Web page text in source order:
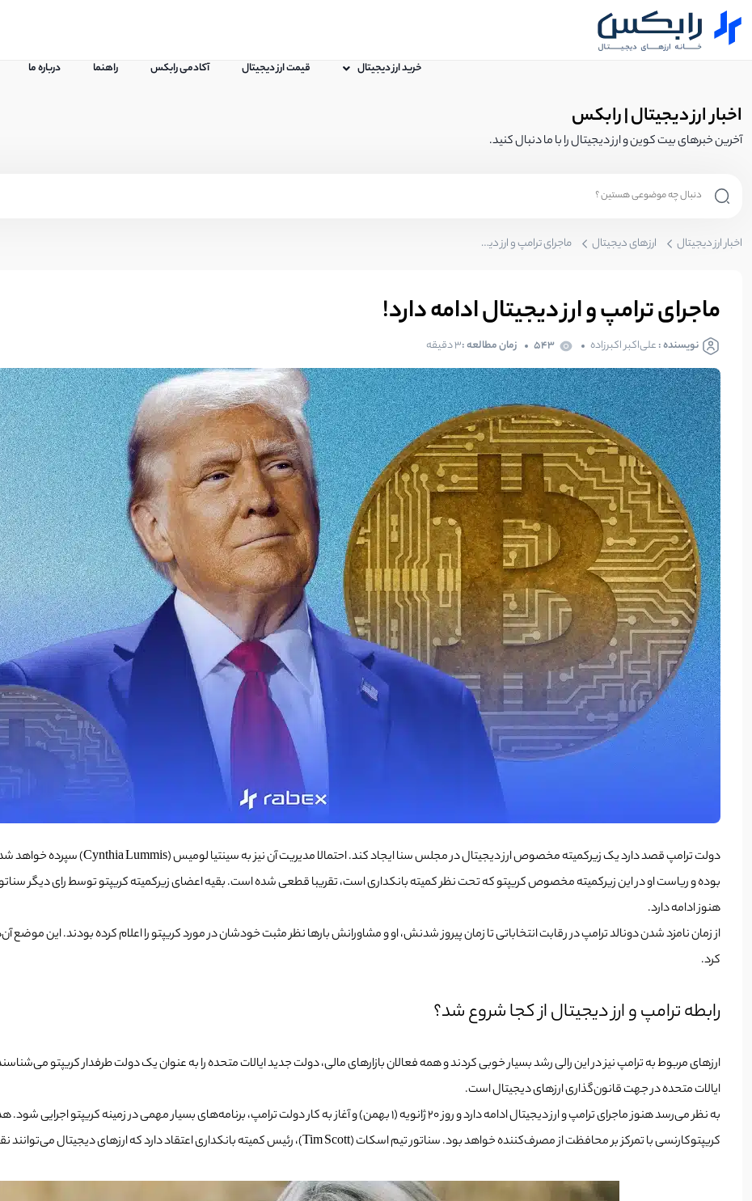
خرید ارز دیجیتال قیمت ارز دیجیتال آکادمی رابکس راهنما درباره ما
اخبار ارز دیجیتال | رابکس
آخرین خبرهای بیت کوین و ارز دیجیتال را با ما دنبال کنید.
اخبار ارز دیجیتال ارزهای دیجیتال ماجرای ترامپ و ارز دیجیتال ادامه دارد!
ماجرای ترامپ و ارز دیجیتال ادامه دارد!
نویسنده :علی‌اکبر اکبرزاده 543 زمان مطالعه :3 دقیقه
دولت ترامپ قصد دارد یک زیرکمیته مخصوص ارز دیجیتال در مجلس سنا ایجاد کند. احتمالا مدیریت آن نیز به سینتیا لومیس (Cynthia Lummis) سپرده خواهد شد که طرفدار کریپتو است.
بوده و ریاست او در این زیرکمیته مخصوص کریپتو که تحت نظر کمیته بانکداری است، تقریبا قطعی شده است. بقیه اعضای زیرکمیته کریپتو توسط رای دیگر
هنوز ادامه دارد.
از زمان نامزد شدن دونالد ترامپ در رقابت انتخاباتی تا زمان پیروز شدنش، او و مشاورانش بارها نظر مثبت خودشان در مورد کریپتو را اعلام کرده بودند. این
کرد.
رابطه ترامپ و ارز دیجیتال از کجا شروع شد؟
ارزهای مربوط به ترامپ نیز در این رالی رشد بسیار خوبی کردند و همه فعالان بازارهای مالی، دولت جدید ایالات متحده را به عنوان یک دولت طرفدار کریپتو
ایالات متحده در جهت قانون‌گذاری ارزهای دیجیتال است.
به نظر می‌رسد هنوز ماجرای ترامپ و ارز دیجیتال ادامه دارد و روز 20 ژانویه (1 بهمن) و آغاز به کار دولت ترامپ، برنامه‌های بسیار مهمی در زمینه کریپتو اجرایی شود.
کریپتوکارنسی با تمرکز بر محافظت از مصرف‌کننده خواهد بود. سناتور تیم اسکات (Tim Scott)، رئیس کمیته بانکداری اعتقاد دارد که ارزهای دیجیتال می‌توانند نقش بسیار مهمی در زمینه دموکراسی مالی ایجاد کنند.